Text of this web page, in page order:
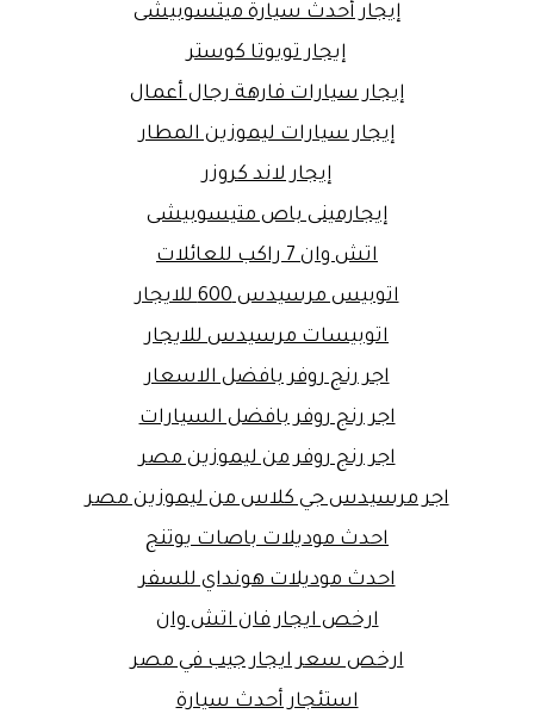
إيجار أحدث سيارة ميتسوبيشى
إيجار تويوتا كوستر
إيجار سيارات فارهة رجال أعمال
إيجار سيارات ليموزين المطار
إيجار لاند كروزر
إيجارمينى باص متيسوبيشى
اتش وان 7 راكب للعائلات
اتوبيس مرسيدس 600 للايجار
اتوبيسات مرسيدس للايجار
اجر رنج روفر بافضل الاسعار
اجر رنج روفر بافضل السيارات
اجر رنج روفر من ليموزين مصر
اجر مرسيدس جي كلاس من ليموزين مصر
احدث موديلات باصات يوتنج
احدث موديلات هونداي للسفر
ارخص ايجار فان اتش وان
ارخص سعر ايجار جيب في مصر
استئجار أحدث سيارة